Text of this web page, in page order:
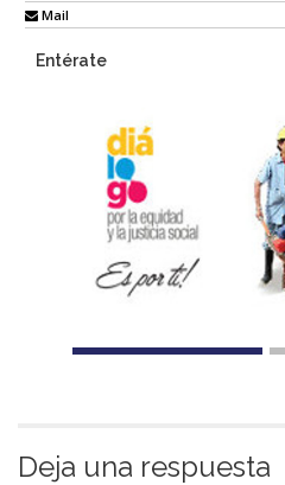
Mail
Entérate
Deja una respuesta